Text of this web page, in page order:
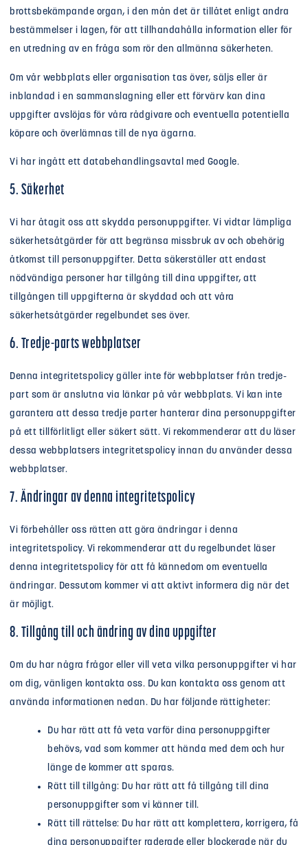
brottsbekämpande organ, i den mån det är tillåtet enligt andra
bestämmelser i lagen, för att tillhandahålla information eller för
en utredning av en fråga som rör den allmänna säkerheten.
Om vår webbplats eller organisation tas över, säljs eller är
inblandad i en sammanslagning eller ett förvärv kan dina
uppgifter avslöjas för våra rådgivare och eventuella potentiella
köpare och överlämnas till de nya ägarna.
Vi har ingått ett databehandlingsavtal med Google.
5. Säkerhet
Vi har åtagit oss att skydda personuppgifter. Vi vidtar lämpliga
säkerhetsåtgärder för att begränsa missbruk av och obehörig
åtkomst till personuppgifter. Detta säkerställer att endast
nödvändiga personer har tillgång till dina uppgifter, att
tillgången till uppgifterna är skyddad och att våra
säkerhetsåtgärder regelbundet ses över.
6. Tredje-parts webbplatser
Denna integritetspolicy gäller inte för webbplatser från tredje-
part som är anslutna via länkar på vår webbplats. Vi kan inte
garantera att dessa tredje parter hanterar dina personuppgifter
på ett tillförlitligt eller säkert sätt. Vi rekommenderar att du läser
dessa webbplatsers integritetspolicy innan du använder dessa
webbplatser.
7. Ändringar av denna integritetspolicy
Vi förbehåller oss rätten att göra ändringar i denna
integritetspolicy. Vi rekommenderar att du regelbundet läser
denna integritetspolicy för att få kännedom om eventuella
ändringar. Dessutom kommer vi att aktivt informera dig när det
är möjligt.
8. Tillgång till och ändring av dina uppgifter
Om du har några frågor eller vill veta vilka personuppgifter vi har
om dig, vänligen kontakta oss. Du kan kontakta oss genom att
använda informationen nedan. Du har följande rättigheter:
Du har rätt att få veta varför dina personuppgifter
behövs, vad som kommer att hända med dem och hur
länge de kommer att sparas.
Rätt till tillgång: Du har rätt att få tillgång till dina
personuppgifter som vi känner till.
Rätt till rättelse: Du har rätt att komplettera, korrigera, få
dina personuppgifter raderade eller blockerade när du